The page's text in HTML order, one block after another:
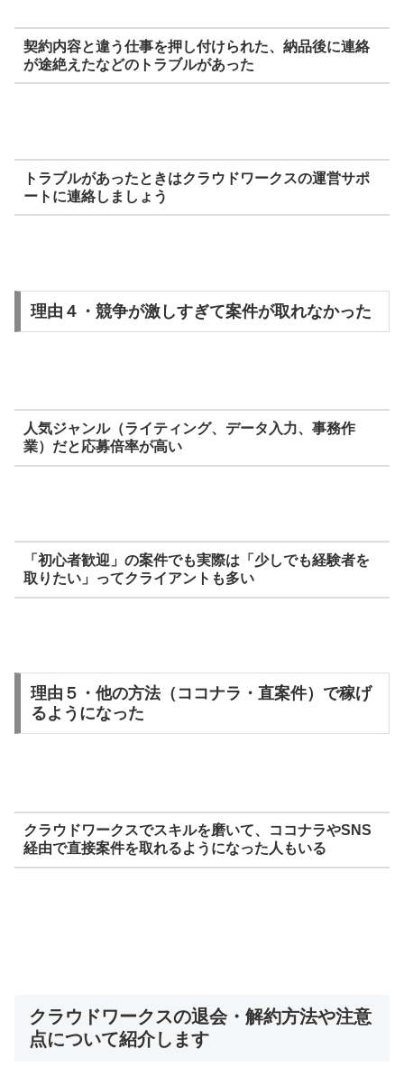
契約内容と違う仕事を押し付けられた、納品後に連絡
が途絶えたなどのトラブルがあった
トラブルがあったときはクラウドワークスの運営サポ
ートに連絡しましょう
理由４・競争が激しすぎて案件が取れなかった
人気ジャンル（ライティング、データ入力、事務作
業）だと応募倍率が高い
「初心者歓迎」の案件でも実際は「少しでも経験者を
取りたい」ってクライアントも多い
理由５・他の方法（ココナラ・直案件）で稼げ
るようになった
クラウドワークスでスキルを磨いて、ココナラやSNS
経由で直接案件を取れるようになった人もいる
クラウドワークスの退会・解約方法や注意
点について紹介します